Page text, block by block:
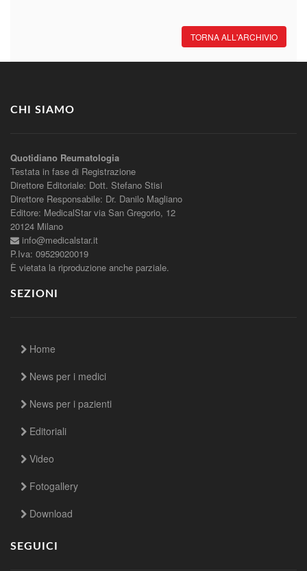
TORNA ALL'ARCHIVIO
CHI SIAMO
Quotidiano Reumatologia
Testata in fase di Registrazione
Direttore Editoriale: Dott. Stefano Stisi
Direttore Responsabile: Dr. Danilo Magliano
Editore: MedicalStar via San Gregorio, 12
20124 Milano
info@medicalstar.it
P.Iva: 09529020019
È vietata la riproduzione anche parziale.
SEZIONI
Home
News per i medici
News per i pazienti
Editoriali
Video
Fotogallery
Download
SEGUICI